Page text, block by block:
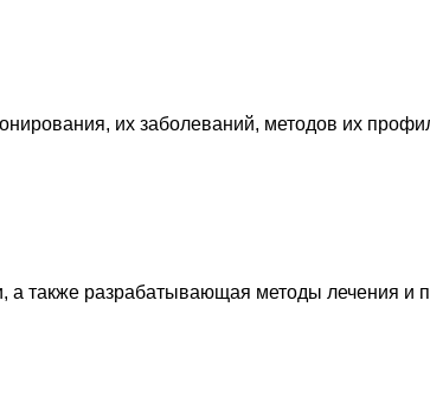
их заболеваний, методов их
также разрабатывающая методы лечения и